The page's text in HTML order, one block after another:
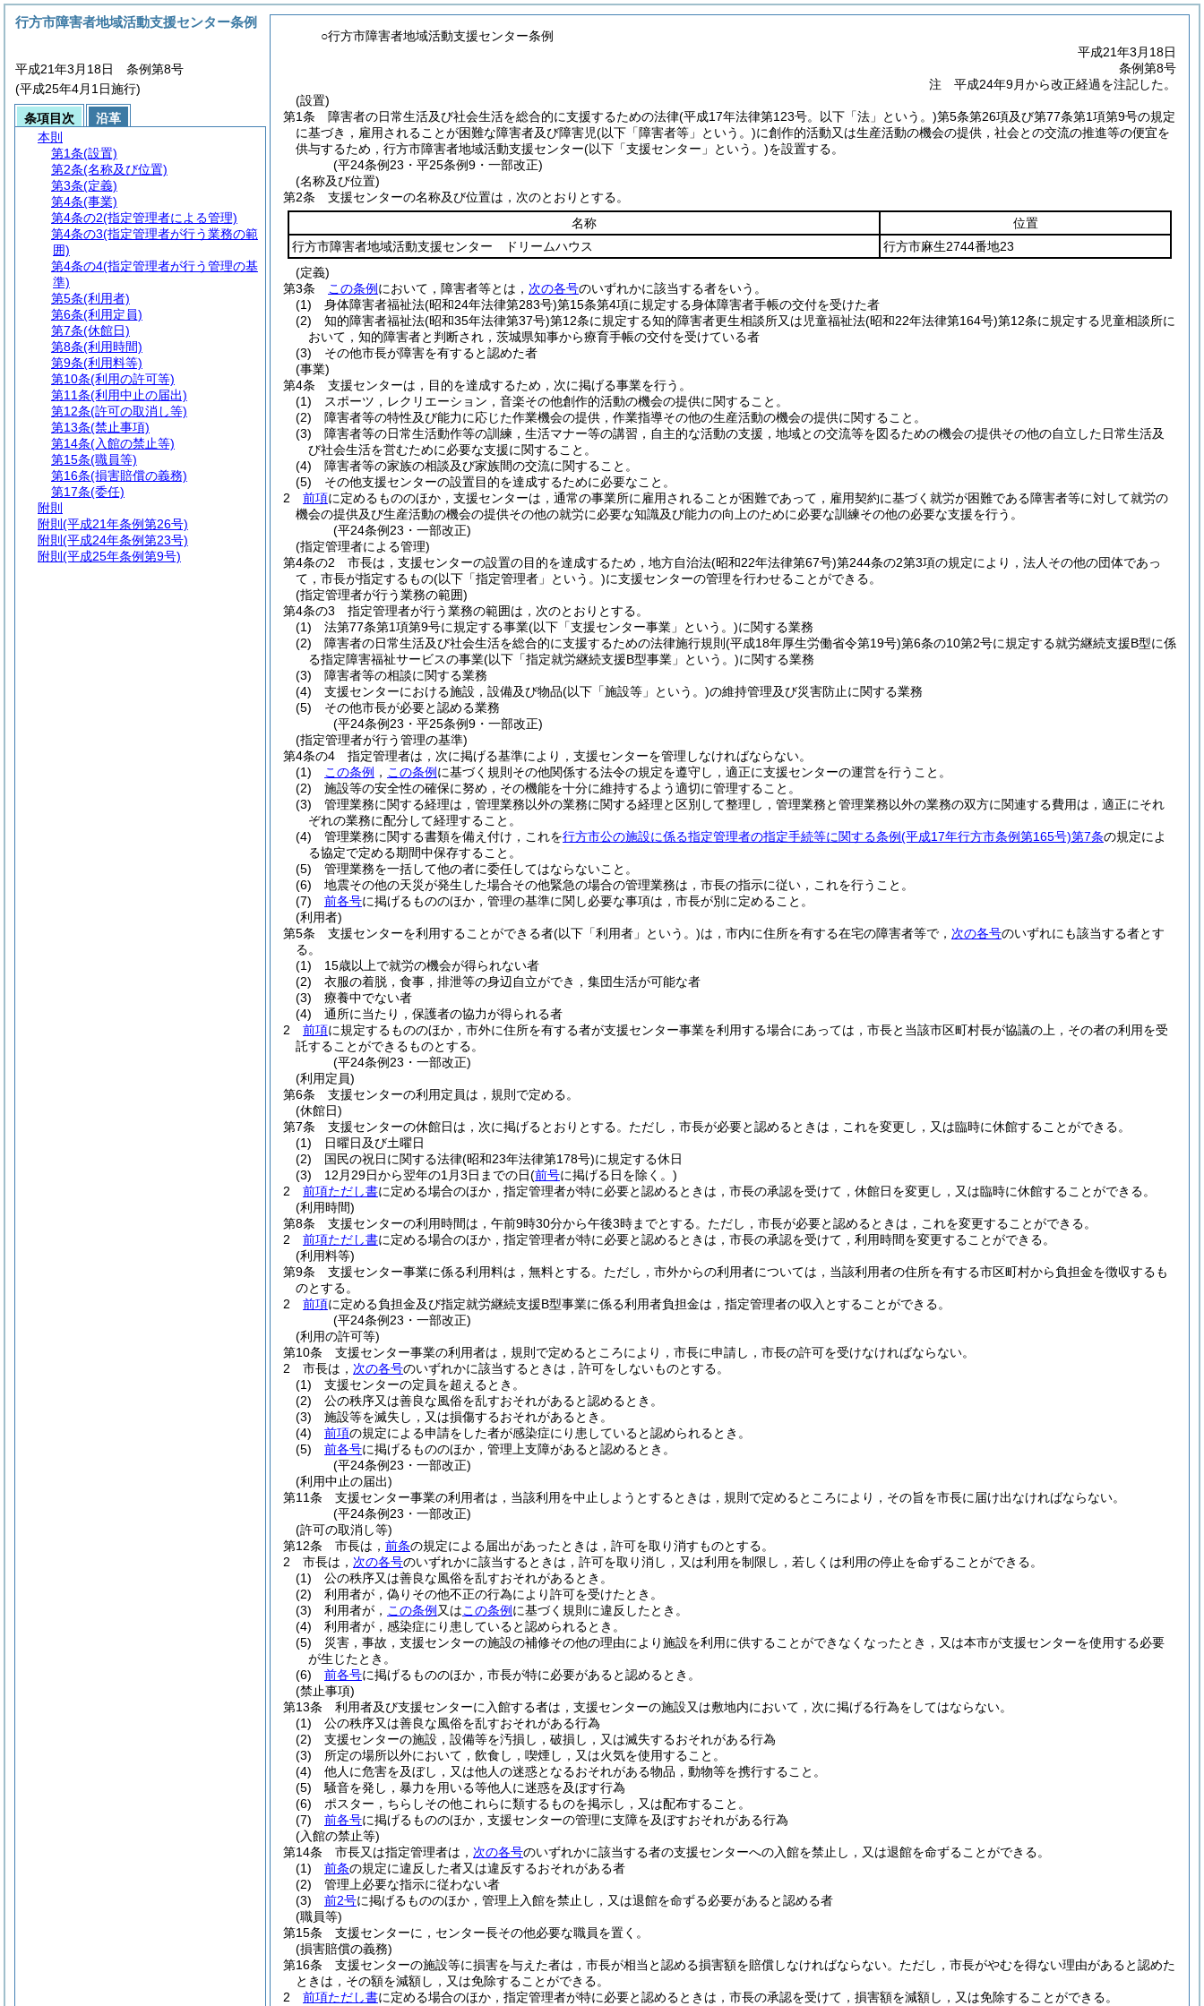
○行方市障害者地域活動支援センター条例
平成21年3月18日
条例第8号
注 平成24年9月から改正経過を注記した。
(設置)
第1条
障害者の日常生活及び社会生活を総合的に支援するための法律(平成17年法律第123号。以下「法」という。)第5条第26項及び第77条第1項第9号の規定
に基づき，雇用されることが困難な障害者及び障害児(以下「障害者等」という。)に創作的活動又は生産活動の機会の提供，社会との交流の推進等の便宜を
供与するため，行方市障害者地域活動支援センター(以下「支援センター」という。)を設置する。
(平24条例23・平25条例9・一部改正)
(名称及び位置)
第2条
支援センターの名称及び位置は，次のとおりとする。
名称
位置
行方市障害者地域活動支援センター ドリームハウス
行方市麻生2744番地23
(定義)
第3条
この条例 において，障害者等とは， 次の各号のいずれかに該当する者をいう。
(1)
身体障害者福祉法(昭和24年法律第283号)第15条第4項に規定する身体障害者手帳の交付を受けた者
(2)
知的障害者福祉法(昭和35年法律第37号)第12条に規定する知的障害者更生相談所又は児童福祉法(昭和22年法律第164号)第12条に規定する児童相談所に
おいて，知的障害者と判断され，茨城県知事から療育手帳の交付を受けている者
(3)
その他市長が障害を有すると認めた者
(事業)
第4条
支援センターは，目的を達成するため，次に掲げる事業を行う。
(1)
スポーツ，レクリエーション，音楽その他創作的活動の機会の提供に関すること。
(2)
障害者等の特性及び能力に応じた作業機会の提供，作業指導その他の生産活動の機会の提供に関すること。
(3)
障害者等の日常生活動作等の訓練，生活マナー等の講習，自主的な活動の支援，地域との交流等を図るための機会の提供その他の自立した日常生活及
び社会生活を営むために必要な支援に関すること。
(4)
障害者等の家族の相談及び家族間の交流に関すること。
(5)
その他支援センターの設置目的を達成するために必要なこと。
2
前項に定めるもののほか，支援センターは，通常の事業所に雇用されることが困難であって，雇用契約に基づく就労が困難である障害者等に対して就労の
機会の提供及び生産活動の機会の提供その他の就労に必要な知識及び能力の向上のために必要な訓練その他の必要な支援を行う。
(平24条例23・一部改正)
(指定管理者による管理)
第4条の2
市長は，支援センターの設置の目的を達成するため，地方自治法(昭和22年法律第67号)第244条の2第3項の規定により，法人その他の団体であっ
て，市長が指定するもの(以下「指定管理者」という。)に支援センターの管理を行わせることができる。
(指定管理者が行う業務の範囲)
第4条の3
指定管理者が行う業務の範囲は，次のとおりとする。
(1)
法第77条第1項第9号に規定する事業(以下「支援センター事業」という。)に関する業務
(2)
障害者の日常生活及び社会生活を総合的に支援するための法律施行規則 (平成18年厚生労働省令第19号)第6条の10第2号に規定する就労継続支援B型に係
る指定障害福祉サービスの事業(以下「指定就労継続支援B型事業」という。)に関する業務
(3)
障害者等の相談に関する業務
(4)
支援センターにおける施設，設備及び物品(以下「施設等」という。)の維持管理及び災害防止に関する業務
(5)
その他市長が必要と認める業務
(平24条例23・平25条例9・一部改正)
(指定管理者が行う管理の基準)
第4条の4
指定管理者は，次に掲げる基準により，支援センターを管理しなければならない。
(1)
この条例 ， この条例 に基づく規則その他関係する法令の規定を遵守し，適正に支援センターの運営を行うこと。
(2)
施設等の安全性の確保に努め，その機能を十分に維持するよう適切に管理すること。
(3)
管理業務に関する経理は，管理業務以外の業務に関する経理と区別して整理し，管理業務と管理業務以外の業務の双方に関連する費用は，適正にそれ
ぞれの業務に配分して経理すること。
(4)
管理業務に関する書類を備え付け，これを行方市公の施設に係る指定管理者の指定手続等に関する条例(平成17年行方市条例第165号)第7条の規定によ
る協定で定める期間中保存すること。
(5)
管理業務を一括して他の者に委任してはならないこと。
(6)
地震その他の天災が発生した場合その他緊急の場合の管理業務は，市長の指示に従い，これを行うこと。
(7)
前各号に掲げるもののほか，管理の基準に関し必要な事項は，市長が別に定めること。
(利用者)
第5条
支援センターを利用することができる者(以下「利用者」という。)は，市内に住所を有する在宅の障害者等で， 次の各号のいずれにも該当する者とす
る。
(1)
15歳以上で就労の機会が得られない者
(2)
衣服の着脱，食事，排泄等の身辺自立ができ，集団生活が可能な者
(3)
療養中でない者
(4)
通所に当たり，保護者の協力が得られる者
2
前項に規定するもののほか，市外に住所を有する者が支援センター事業を利用する場合にあっては，市長と当該市区町村長が協議の上，その者の利用を受
託することができるものとする。
(平24条例23・一部改正)
(利用定員)
第6条
支援センターの利用定員は，規則で定める。
(休館日)
第7条
支援センターの休館日は，次に掲げるとおりとする。 ただし，市長が必要と認めるときは，これを変更し，又は臨時に休館することができる。
(1)
日曜日及び土曜日
(2)
国民の祝日に関する法律(昭和23年法律第178号)に規定する休日
(3)
12月29日から翌年の1月3日までの日(前号に掲げる日を除く。)
2
前項ただし書に定める場合のほか，指定管理者が特に必要と認めるときは，市長の承認を受けて，休館日を変更し，又は臨時に休館することができる。
(利用時間)
第8条
支援センターの利用時間は，午前9時30分から午後3時までとする。 ただし，市長が必要と認めるときは，これを変更することができる。
2
前項ただし書に定める場合のほか，指定管理者が特に必要と認めるときは，市長の承認を受けて，利用時間を変更することができる。
(利用料等)
第9条
支援センター事業に係る利用料は，無料とする。 ただし，市外からの利用者については，当該利用者の住所を有する市区町村から負担金を徴収するも
のとする。
2
前項に定める負担金及び指定就労継続支援B型事業に係る利用者負担金は，指定管理者の収入とすることができる。
(平24条例23・一部改正)
(利用の許可等)
第10条
支援センター事業の利用者は，規則で定めるところにより，市長に申請し，市長の許可を受けなければならない。
2
市長は， 次の各号のいずれかに該当するときは，許可をしないものとする。
(1)
支援センターの定員を超えるとき。
(2)
公の秩序又は善良な風俗を乱すおそれがあると認めるとき。
(3)
施設等を滅失し，又は損傷するおそれがあるとき。
(4)
前項の規定による申請をした者が感染症にり患していると認められるとき。
(5)
前各号に掲げるもののほか，管理上支障があると認めるとき。
(平24条例23・一部改正)
(利用中止の届出)
第11条
支援センター事業の利用者は，当該利用を中止しようとするときは，規則で定めるところにより，その旨を市長に届け出なければならない。
(平24条例23・一部改正)
(許可の取消し等)
第12条
市長は， 前条の規定による届出があったときは，許可を取り消すものとする。
2
市長は， 次の各号のいずれかに該当するときは，許可を取り消し，又は利用を制限し，若しくは利用の停止を命ずることができる。
(1)
公の秩序又は善良な風俗を乱すおそれがあるとき。
(2)
利用者が，偽りその他不正の行為により許可を受けたとき。
(3)
利用者が， この条例 又はこの条例 に基づく規則に違反したとき。
(4)
利用者が，感染症にり患していると認められるとき。
(5)
災害，事故，支援センターの施設の補修その他の理由により施設を利用に供することができなくなったとき，又は本市が支援センターを使用する必要
が生じたとき。
(6)
前各号に掲げるもののほか，市長が特に必要があると認めるとき。
(禁止事項)
第13条
利用者及び支援センターに入館する者は，支援センターの施設又は敷地内において，次に掲げる行為をしてはならない。
(1)
公の秩序又は善良な風俗を乱すおそれがある行為
(2)
支援センターの施設，設備等を汚損し，破損し，又は滅失するおそれがある行為
(3)
所定の場所以外において，飲食し，喫煙し，又は火気を使用すること。
(4)
他人に危害を及ぼし，又は他人の迷惑となるおそれがある物品，動物等を携行すること。
(5)
騒音を発し，暴力を用いる等他人に迷惑を及ぼす行為
(6)
ポスター，ちらしその他これらに類するものを掲示し，又は配布すること。
(7)
前各号に掲げるもののほか，支援センターの管理に支障を及ぼすおそれがある行為
(入館の禁止等)
第14条
市長又は指定管理者は， 次の各号のいずれかに該当する者の支援センターへの入館を禁止し，又は退館を命ずることができる。
(1)
前条の規定に違反した者又は違反するおそれがある者
(2)
管理上必要な指示に従わない者
(3)
前2号に掲げるもののほか，管理上入館を禁止し，又は退館を命ずる必要があると認める者
(職員等)
第15条
支援センターに，センター長その他必要な職員を置く。
(損害賠償の義務)
第16条
支援センターの施設等に損害を与えた者は，市長が相当と認める損害額を賠償しなければならない。 ただし，市長がやむを得ない理由があると認めた
ときは，その額を減額し，又は免除することができる。
2
前項ただし書に定める場合のほか，指定管理者が特に必要と認めるときは，市長の承認を受けて，損害額を減額し，又は免除することができる。
行方市障害者地域活動支援センター条例
平成21年3月18日 条例第8号
(平成25年4月1日施行)
条項目次
沿革
本則
第1条(設置)
第2条(名称及び位置)
第3条(定義)
第4条(事業)
第4条の2(指定管理者による管理)
第4条の3(指定管理者が行う業務の範
囲)
第4条の4(指定管理者が行う管理の基
準)
第5条(利用者)
第6条(利用定員)
第7条(休館日)
第8条(利用時間)
第9条(利用料等)
第10条(利用の許可等)
第11条(利用中止の届出)
第12条(許可の取消し等)
第13条(禁止事項)
第14条(入館の禁止等)
第15条(職員等)
第16条(損害賠償の義務)
第17条(委任)
附則
附則 (平成21年条例第26号)
附則 (平成24年条例第23号)
附則 (平成25年条例第9号)